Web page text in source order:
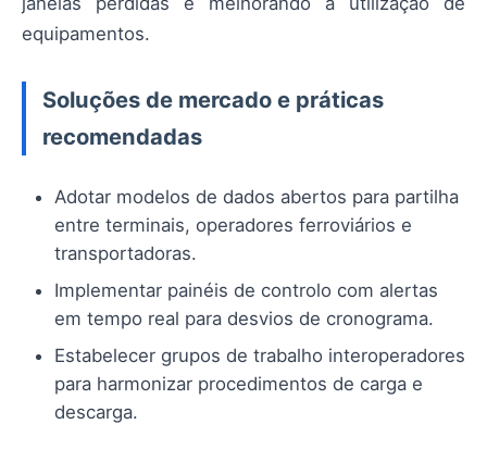
equipamentos.
Soluções de mercado e práticas
recomendadas
Adotar modelos de dados abertos para partilha
entre terminais, operadores ferroviários e
transportadoras.
Implementar painéis de controlo com alertas
em tempo real para desvios de cronograma.
Estabelecer grupos de trabalho interoperadores
para harmonizar procedimentos de carga e
descarga.